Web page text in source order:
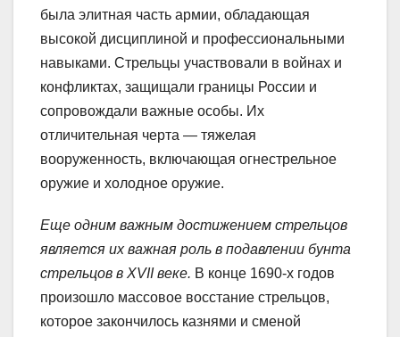
была элитная часть армии, обладающая
высокой дисциплиной и профессиональными
навыками. Стрельцы участвовали в войнах и
конфликтах, защищали границы России и
сопровождали важные особы. Их
отличительная черта — тяжелая
вооруженность, включающая огнестрельное
оружие и холодное оружие.
Еще одним важным достижением стрельцов
является их важная роль в подавлении бунта
стрельцов в XVII веке. В конце 1690-х годов
произошло массовое восстание стрельцов,
которое закончилось казнями и сменой